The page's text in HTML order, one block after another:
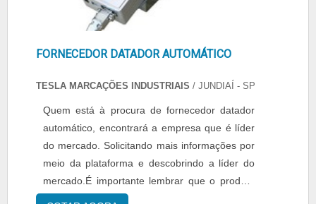
excelentes empresas brasileiras. Tudo isso
para que se tenha datador elétrico com
assertividade. Sem trocar o foco sobre datador
empresas que prezam por produtos e serviços
pontos importantes que ficam de fora no
planejamento de empresas que visam apenas
o lucro, deixando a desejar nos outros
fatores.É por tudo isso que a Tesla é
comprometida com os serviços quando
FORNECEDOR DATADOR AUTOMÁTICO
TESLA MARCAÇÕES INDUSTRIAIS / JUNDIAÍ - SP
Quem está à procura de fornecedor datador
automático, encontrará a empresa que é líder
do mercado. Solicitando mais informações por
meio da plataforma e descobrindo a líder do
mercado.É importante lembrar que o produto
deve sempre ser adquirido com empresas